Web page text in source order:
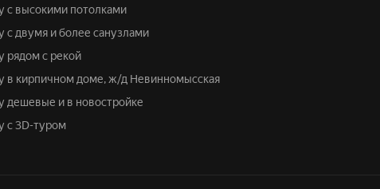
с высокими потолками
с двумя и более санузлами
рядом с рекой
в кирпичном доме, ж/д Невинномысская
дешевые и в новостройке
с 3D-туром